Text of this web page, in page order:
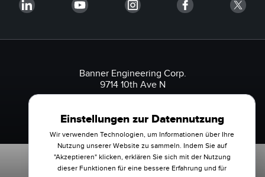
Banner Engineering Corp.
9714 10th Ave N
1-888-3-SENSOR (736767)
Einstellungen zur Datennutzung
Wir verwenden Technologien, um Informationen über Ihre
Nutzung unserer Website zu sammeln. Indem Sie auf
"Akzeptieren" klicken, erklären Sie sich mit der Nutzung
dieser Funktionen für eine bessere Erfahrung und für